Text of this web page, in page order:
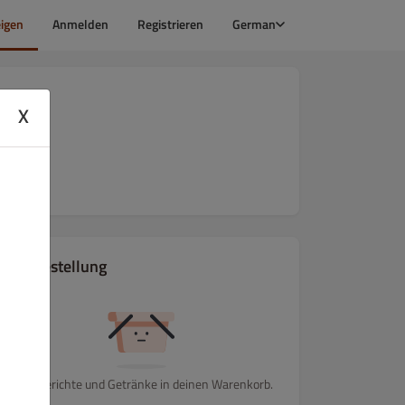
Anmelden Registrieren German
Ihre Bestellung
Lege Gerichte und Getränke in deinen Warenkorb.
X